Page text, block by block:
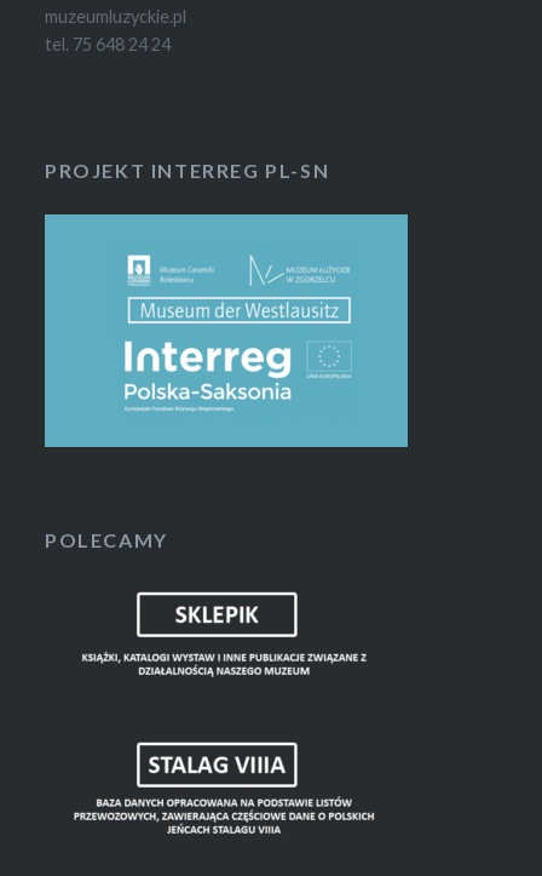
muzeumluzyckie.pl
tel. 75 648 24 24
PROJEKT INTERREG PL-SN
POLECAMY